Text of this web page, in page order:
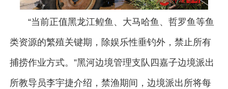
“当前正值黑龙江鳇鱼、大马哈鱼、哲罗鱼等鱼
类资源的繁殖关键期，除娱乐性垂钓外，禁止所有
捕捞作业方式。”黑河边境管理支队四嘉子边境派出
所教导员李宇捷介绍，禁渔期间，边境派出所将每